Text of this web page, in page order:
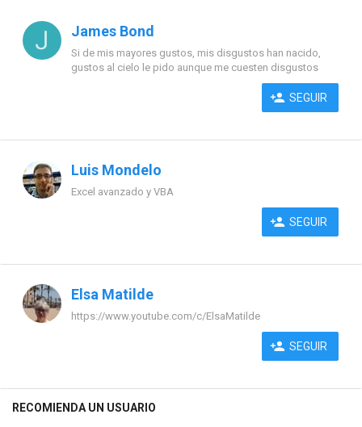
James Bond
Si de mis mayores gustos, mis disgustos han nacido,
gustos al cielo le pido aunque me cuesten disgustos
SEGUIR
Luis Mondelo
Excel avanzado y VBA
SEGUIR
Elsa Matilde
https://www.youtube.com/c/ElsaMatilde
SEGUIR
RECOMIENDA UN USUARIO